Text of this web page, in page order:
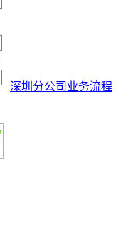
深圳分公司业务流程